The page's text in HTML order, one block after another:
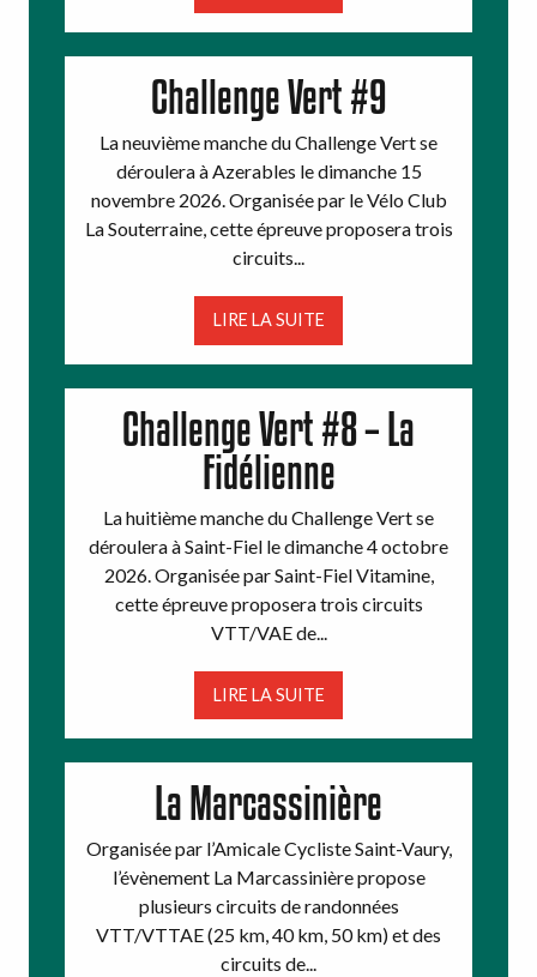
Challenge Vert #9
La neuvième manche du Challenge Vert se
déroulera à Azerables le dimanche 15
novembre 2026. Organisée par le Vélo Club
La Souterraine, cette épreuve proposera trois
circuits...
LIRE LA SUITE
Challenge Vert #8 – La
Fidélienne
La huitième manche du Challenge Vert se
déroulera à Saint-Fiel le dimanche 4 octobre
2026. Organisée par Saint-Fiel Vitamine,
cette épreuve proposera trois circuits
VTT/VAE de...
LIRE LA SUITE
La Marcassinière
Organisée par l’Amicale Cycliste Saint-Vaury,
l’évènement La Marcassinière propose
plusieurs circuits de randonnées
VTT/VTTAE (25 km, 40 km, 50 km) et des
circuits de...